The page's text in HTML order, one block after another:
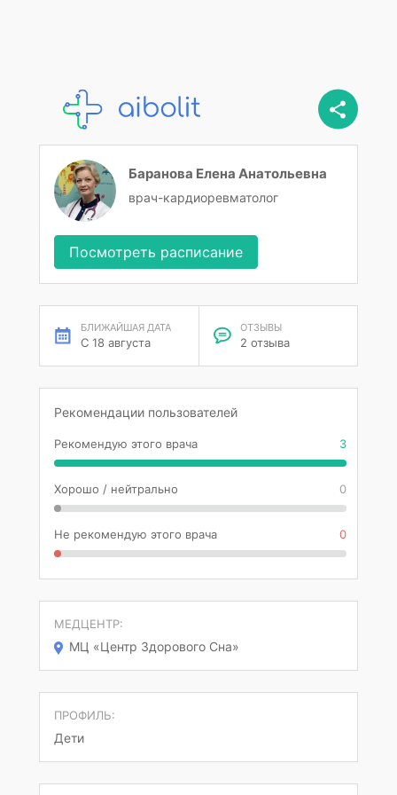
Баранова Елена Анатольевна
врач-кардиоревматолог
Посмотреть расписание
БЛИЖАЙШАЯ ДАТА
С 18 августа
ОТЗЫВЫ
2 отзыва
Рекомендации пользователей
Рекомендую этого врача 3
Хорошо / нейтрально 0
Не рекомендую этого врача 0
МЕДЦЕНТР:
МЦ «Центр Здорового Сна»
ПРОФИЛЬ:
Дети